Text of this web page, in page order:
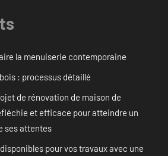
la menuiserie contemporaine
: processus détaillé
de rénovation de maison de
et efficace pour atteindre un
ses attentes
pour vos travaux avec une